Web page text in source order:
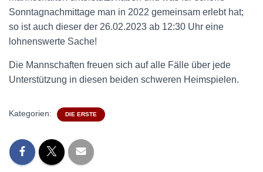
Sonntagnachmittage man in 2022 gemeinsam erlebt hat;
so ist auch dieser der 26.02.2023 ab 12:30 Uhr eine
lohnenswerte Sache!
Die Mannschaften freuen sich auf alle Fälle über jede
Unterstützung in diesen beiden schweren Heimspielen.
Kategorien: DIE ERSTE